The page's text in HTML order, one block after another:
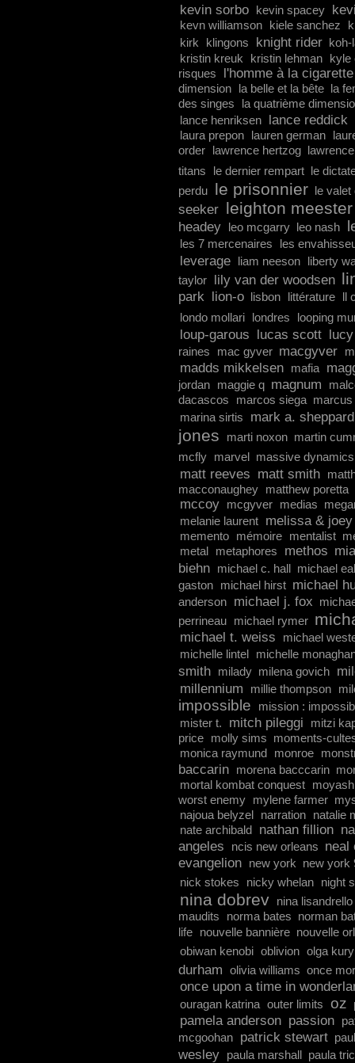
kevin sorbo kevin spacey
kevn williamson kiele sanchez
kirk
klingons knight rider koh-
kristin kreuk
kristin lehman kyle
risques
l'homme à la cigarette
dimension la belle et la bête la
des singes
la quatrième
lance henriksen lance reddick
laura prepon lauren german
order lawrence hertzog
titans
le dernier rempart le
perdu le prisonnier le valet
seeker leighton meester
headey leo mcgarry leo nash
les 7 mercenaires les
leverage liam neeson liberty
taylor lily van der woodsen
park lion-o lisbon littérature ll
londo mollari londres looping
loup-garous lucas scott
raines mac gyver macgyver
madds mikkelsen mafia
jordan maggie q magnum
dacascos
marcos siega
marina sirtis
mark a. sheppard
jones marti noxon martin
mcfly marvel massive dynamics
matt reeves matt smith
macconaughey matthew poretta
mccoy mcgyver medias
melanie laurent melissa & joey
memento mémoire mentalist
metal metaphores methos
biehn michael c. hall michael
gaston michael hirst michael
anderson michael j. fox
perrineau michael rymer
michael t. weiss
michael
michelle lintel michelle
smith milady milena govich
millennium
millie thompson
impossible
mission :
mister t.
mitch pileggi
mitzi
price molly sims moments-
monica raymund monroe
baccarin morena bacccarin
mortal kombat conquest
worst enemy mylene farmer
najoua belyzel narration natalie
nate archibald nathan fillion
angeles
ncis new orleans neal
evangelion new york new york
nick stokes
nicky whelan night
nina dobrev nina lisandrello
maudits
norma bates norman
life nouvelle bannière nouvelle
obiwan kenobi oblivion olga
durham olivia williams once
once upon a time in
ouragan katrina outer limits oz
pamela anderson passion
mcgoohan patrick stewart
wesley paula marshall paula